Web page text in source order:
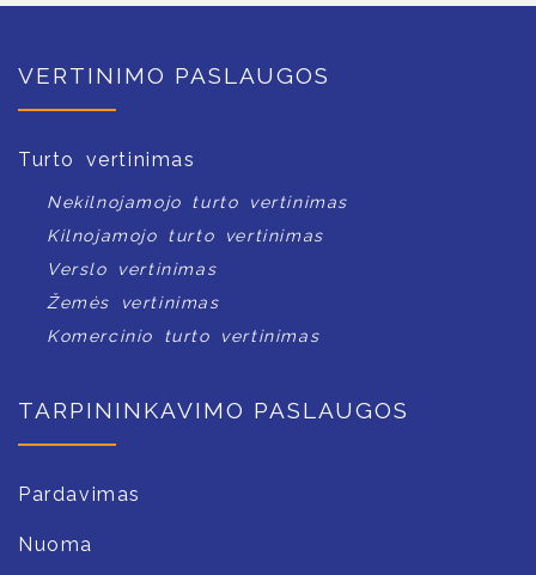
VERTINIMO PASLAUGOS
Turto vertinimas
Nekilnojamojo turto vertinimas
Kilnojamojo turto vertinimas
Verslo vertinimas
Žemės vertinimas
Komercinio turto vertinimas
TARPININKAVIMO PASLAUGOS
Pardavimas
Nuoma